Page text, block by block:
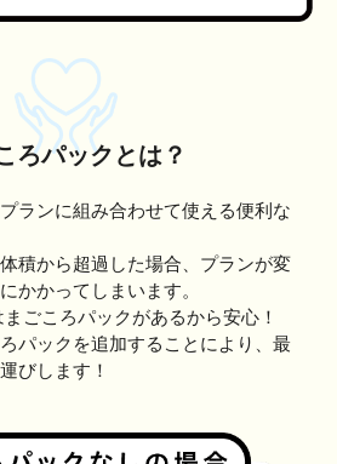
ろパックとは？
ランに組み合わせて使える便利な
積から超過した場合、プランが変
かかってしまいます。
ごころパックがあるから安心！
パックを追加することにより、最
びします！